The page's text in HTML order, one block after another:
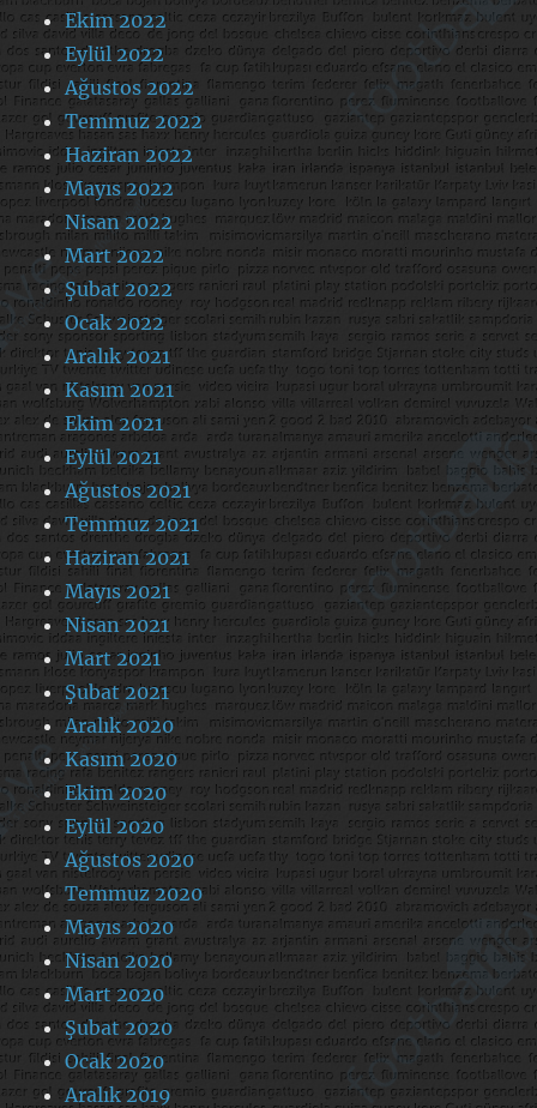
Ekim 2022
Eylül 2022
Ağustos 2022
Temmuz 2022
Haziran 2022
Mayıs 2022
Nisan 2022
Mart 2022
Şubat 2022
Ocak 2022
Aralık 2021
Kasım 2021
Ekim 2021
Eylül 2021
Ağustos 2021
Temmuz 2021
Haziran 2021
Mayıs 2021
Nisan 2021
Mart 2021
Şubat 2021
Aralık 2020
Kasım 2020
Ekim 2020
Eylül 2020
Ağustos 2020
Temmuz 2020
Mayıs 2020
Nisan 2020
Mart 2020
Şubat 2020
Ocak 2020
Aralık 2019